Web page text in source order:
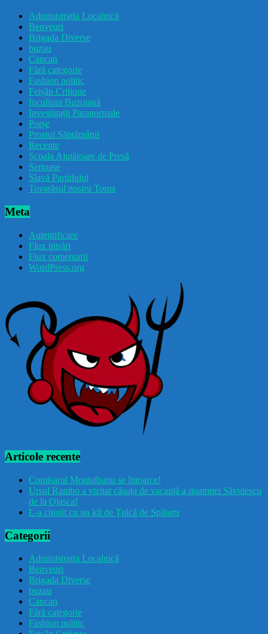
Administrația Localnică
Benveuri
Brigada Diverse
buzau
Cancan
Fără categorie
Fashion politic
Feișăn Critique
Incultura Buzoiană
Investigații Paranormale
Porșe
Prostul Săptămânii
Recente
Școala Ajutătoare de Presă
Serioase
Slavă Partidului
Tovarășul nostru Toma
Meta
Autentificare
Flux intrări
Flux comentarii
WordPress.org
Articole recente
Comisarul Montalbanu se întoarce!
Ursul Rambo a vizitat căsuța de vacanță a doamnei Săvulescu
de la Ojasca!
L-a cinstit cu un kil de Țuică de Spătaru
Categorii
Administrația Localnică
Benveuri
Brigada Diverse
buzau
Cancan
Fără categorie
Fashion politic